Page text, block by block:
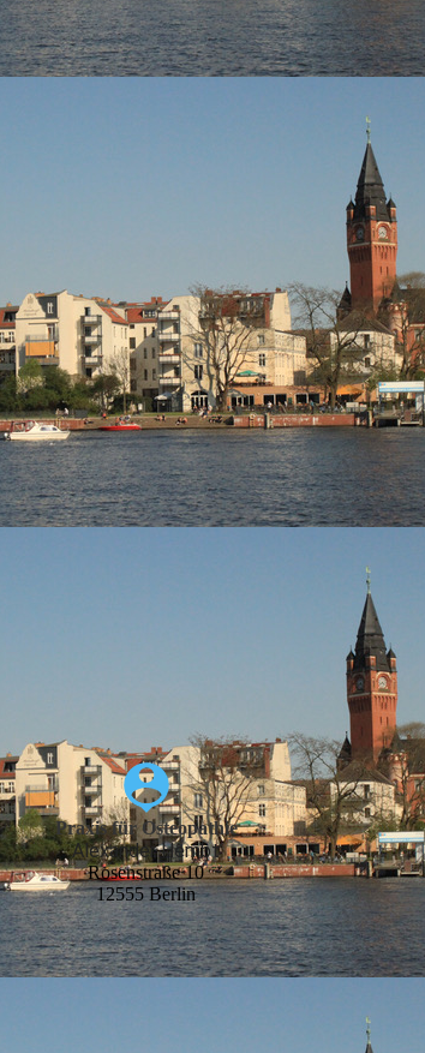
Praxis für Osteopathie
Alexander Hembt
Rosenstraße 10
12555 Berlin